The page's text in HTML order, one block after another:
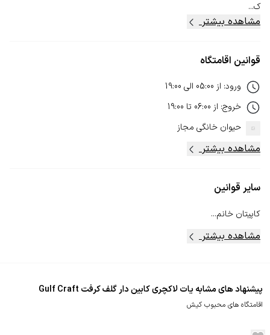
ک...
مشاهده بیشتر
قوانین اقامتگاه
ورود: از 05:00 الی 19:00
خروج: از 06:00 تا 19:00
حیوان خانگی مجاز
مشاهده بیشتر
سایر قوانین
کاپیتان خانم...
مشاهده بیشتر
پیشنهاد های مشابه یات لاکچری کابین دار گلف کرفت Gulf Craft
اقامتگاه های محبوب کیش